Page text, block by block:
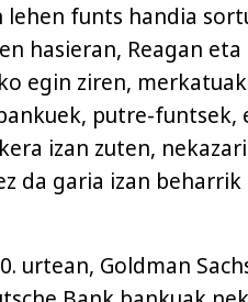
funts handia
hasieran, Reagan
egin ziren,
putre-funtsek,
izan zuten,
da garia izan
urtean, Goldman